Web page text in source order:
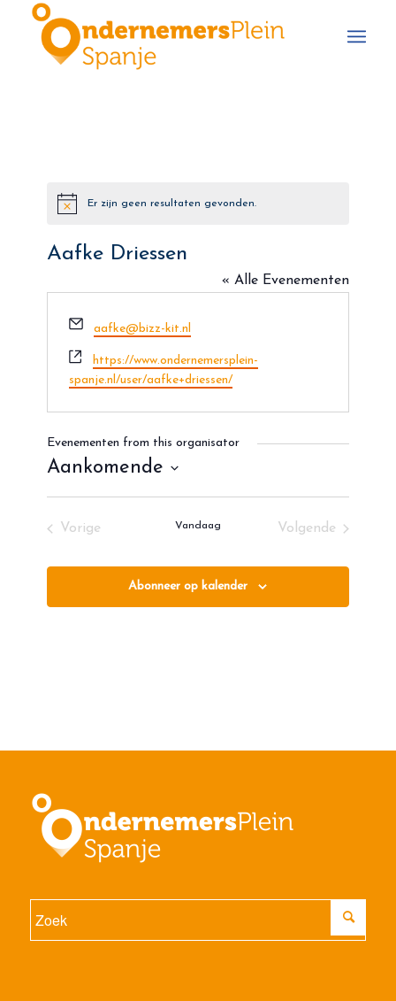
Bericht
Er zijn geen resultaten gevonden.
Aafke Driessen
« Alle Evenementen
aafke@bizz-kit.nl
Website
https://www.ondernemersplein-
spanje.nl/user/aafke+driessen/
Evenementen from this organisator
Aankomende
Vorige
Vandaag
Volgende
Abonneer op kalender